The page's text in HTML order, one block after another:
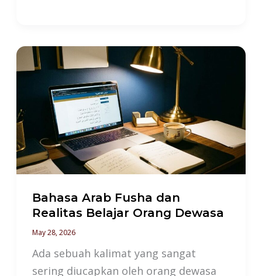
Bahasa Arab Fusha dan
Realitas Belajar Orang Dewasa
May 28, 2026
Ada sebuah kalimat yang sangat
sering diucapkan oleh orang dewasa
Bahasa
Arab
Fusha
dan
Realitas
Belajar
Orang
Dewasa